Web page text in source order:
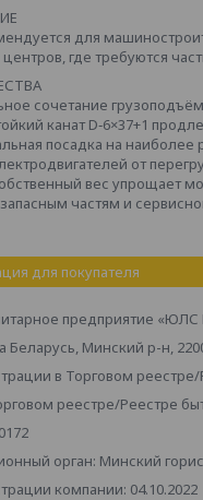
для
где требуются
сочетание
канат D‑6×37+1
посадка на наиболее
от
вес упрощает
частям и
для покупателя
предприятие «ЮЛС
Беларусь, Минский р-н,
в Торговом
реестре/Реестре
орган: Минский
компании: 04.10.2022